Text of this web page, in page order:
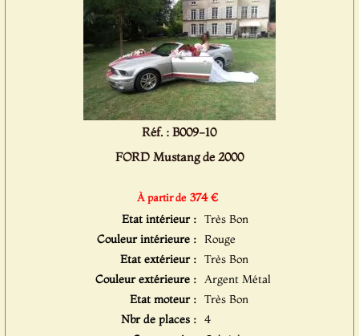
Réf. : B009-10
FORD Mustang de 2000
À partir de 374 €
Etat intérieur : Très Bon
Couleur intérieure : Rouge
Etat extérieur : Très Bon
Couleur extérieure : Argent Métal
Etat moteur : Très Bon
Nbr de places : 4